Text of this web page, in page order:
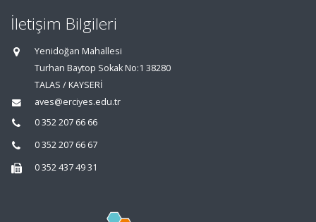
İletişim Bilgileri
Yenidoğan Mahallesi
Turhan Baytop Sokak No:1 38280
TALAS / KAYSERİ
aves@erciyes.edu.tr
0 352 207 66 66
0 352 207 66 67
0 352 437 49 31